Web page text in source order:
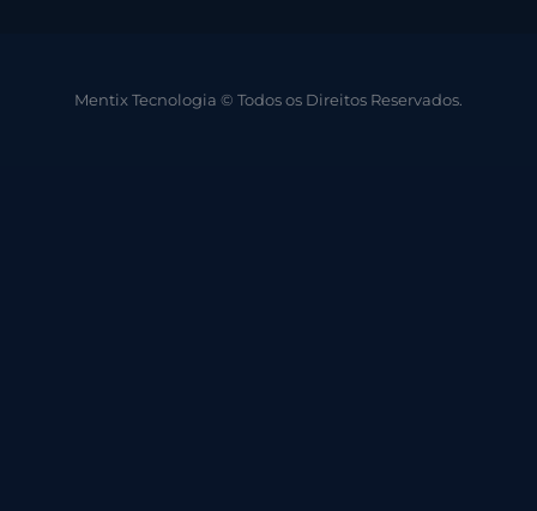
Mentix Tecnologia © Todos os Direitos Reservados.